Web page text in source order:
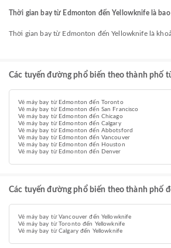
Thời gian bay từ Edmonton đến Yellowknife là bao
Thời gian bay từ Edmonton đến Yellowknife là
Các tuyến đường phổ biến theo thành phố
Vé máy bay từ Edmonton đến Toronto
Vé máy bay từ Edmonton đến San Francisco
Vé máy bay từ Edmonton đến Chicago
Vé máy bay từ Edmonton đến Calgary
Vé máy bay từ Edmonton đến Abbotsford
Vé máy bay từ Edmonton đến Vancouver
Vé máy bay từ Edmonton đến Houston
Vé máy bay từ Edmonton đến Denver
Các tuyến đường phổ biến theo thành phố
Vé máy bay từ Vancouver đến Yellowknife
Vé máy bay từ Toronto đến Yellowknife
Vé máy bay từ Calgary đến Yellowknife